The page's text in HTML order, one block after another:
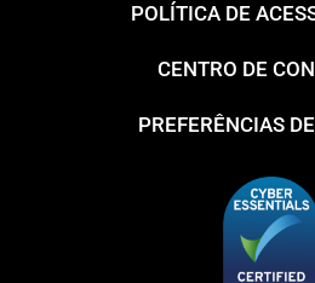
POLÍTICA DE
CENTRO DE
PREFERÊNCIAS